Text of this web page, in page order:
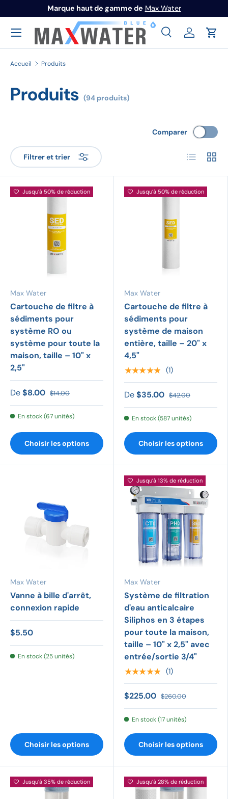
Aller au contenu
Marque haut de gamme de Max Water
Recherche
Se
Menu
Accueil Produits
Produits (94 produits)
Filtrer et trier
Comparer
Liste Grille
Jusqu’à 50% de réduction
Max Water
Cartouche de filtre à
sédiments pour
système RO ou
système pour toute la
maison, taille – 10" x
2,5"
De$8.00 $14.00
En stock (67 unités)
Choisir les options
Jusqu’à 50% de réduction
Max Water
Cartouche de filtre à
sédiments pour
système de maison
entière, taille – 20" x
4,5"
★★★★★ (1)
De$35.00 $42.00
En stock (587 unités)
Choisir les options
Max Water
Vanne à bille d'arrêt,
connexion rapide
$5.50
En stock (25 unités)
Choisir les options
Jusqu’à 13% de réduction
Max Water
Système de filtration
d'eau anticalcaire
Siliphos en 3 étapes
pour toute la maison,
taille – 10" x 2,5" avec
entrée/sortie 3/4"
★★★★★ (1)
$225.00 $260.00
En stock (17 unités)
Choisir les options
Jusqu’à 35% de réduction Jusqu’à 28% de réduction